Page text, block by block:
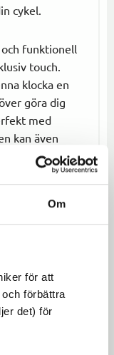
Om
för att
förbättra
det) för
cykel.
funktionell
touch.
klocka en
göra dig
med
kan även
dos stil på
och ger både